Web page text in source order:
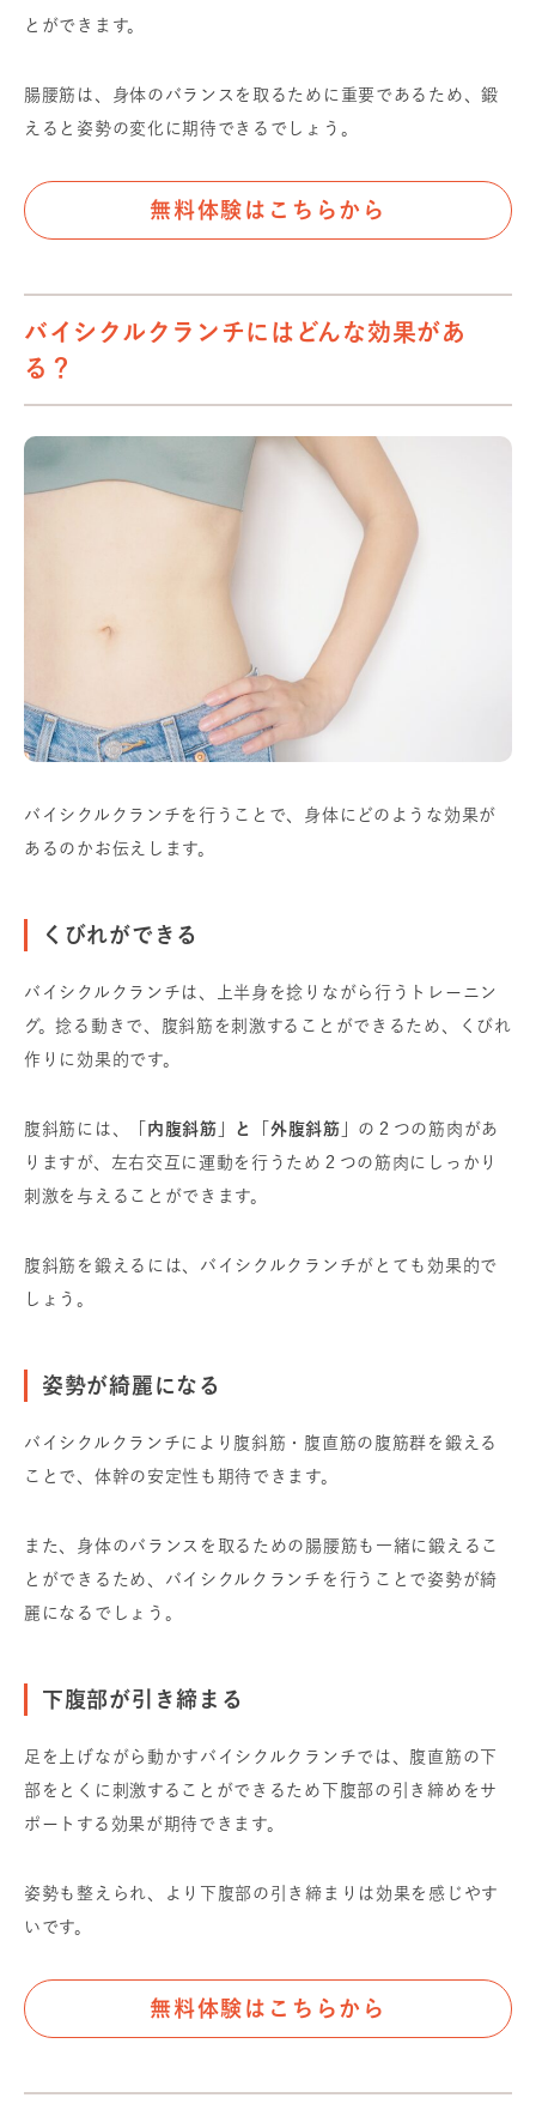
とができます。
腸腰筋は、身体のバランスを取るために重要であるため、鍛
えると姿勢の変化に期待できるでしょう。
無料体験はこちらから
バイシクルクランチにはどんな効果があ
る？
バイシクルクランチを行うことで、身体にどのような効果が
あるのかお伝えします。
くびれができる
バイシクルクランチは、上半身を捻りながら行うトレーニン
グ。捻る動きで、腹斜筋を刺激することができるため、くびれ
作りに効果的です。
腹斜筋には、 「内腹斜筋」と「外腹斜筋」 の２つの筋肉があ
りますが、左右交互に運動を行うため２つの筋肉にしっかり
刺激を与えることができます。
腹斜筋を鍛えるには、バイシクルクランチがとても効果的で
しょう。
姿勢が綺麗になる
バイシクルクランチにより腹斜筋・腹直筋の腹筋群を鍛える
ことで、体幹の安定性も期待できます。
また、身体のバランスを取るための腸腰筋も一緒に鍛えるこ
とができるため、バイシクルクランチを行うことで姿勢が綺
麗になるでしょう。
下腹部が引き締まる
足を上げながら動かすバイシクルクランチでは、腹直筋の下
部をとくに刺激することができるため下腹部の引き締めをサ
ポートする効果が期待できます。
姿勢も整えられ、より下腹部の引き締まりは効果を感じやす
いです。
無料体験はこちらから